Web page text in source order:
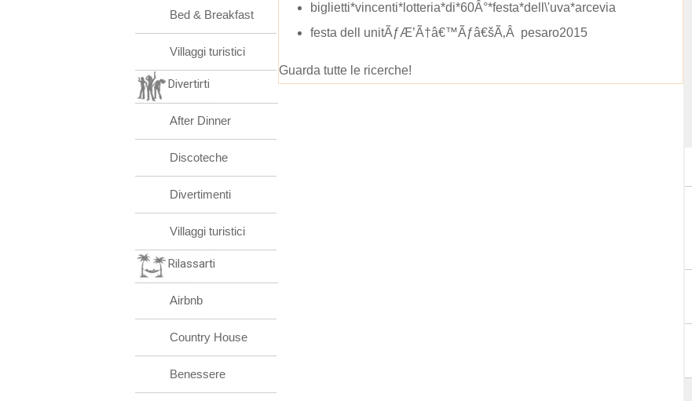
biglietti*vincenti*lotteria*di*60Â°*festa*dell\'uva*arcevia
festa dell unitÃƒÆ’Ã†â€™Ãƒâ€šÃ‚Â pesaro2015
Guarda tutte le ricerche!
Bed & Breakfast
Villaggi turistici
Divertirti
After Dinner
Discoteche
Divertimenti
Villaggi turistici
Rilassarti
Airbnb
Country House
Benessere